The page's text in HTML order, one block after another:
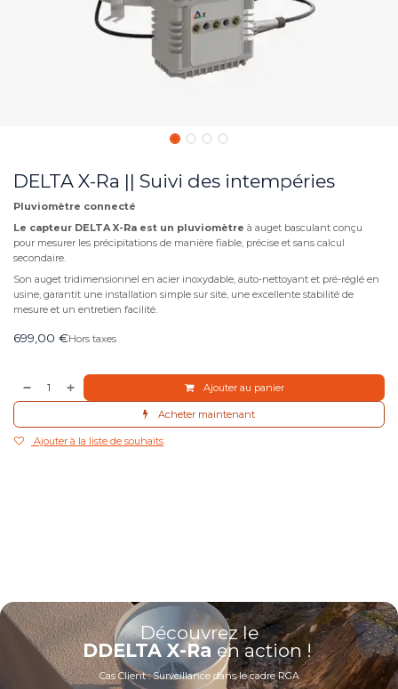
DELTA X-Ra || Suivi des intempéries
Pluviomètre connecté
Le capteur DELTA X-Ra est un pluviomètre à auget basculant conçu
pour mesurer les précipitations de manière fiable, précise et sans calcul
secondaire.
Son auget tridimensionnel en acier inoxydable, auto-nettoyant et pré-réglé en
usine, garantit une installation simple sur site, une excellente stabilité de
mesure et un entretien facilité.
699,00 €Hors taxes
Ajouter au panier
Acheter maintenant
Ajouter à la liste de souhaits
Découvrez le
DDELTA X-Ra en action !
Cas Client : Surveillance dans le cadre RGA